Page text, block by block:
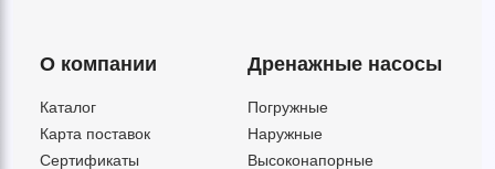
О компании
Каталог
Карта поставок
Сертификаты
Дренажные насосы
Погружные
Наружные
Высоконапорные